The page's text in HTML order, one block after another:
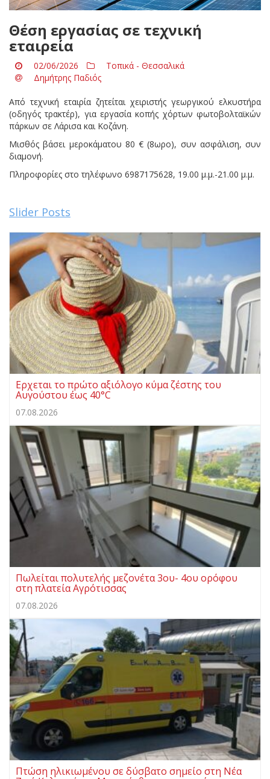
Θέση εργασίας σε τεχνική
εταιρεία
02/06/2026
Τοπικά - Θεσσαλικά
Δημήτρης Παδιός
Από τεχνική εταιρία ζητείται χειριστής γεωργικού ελκυστήρα
(οδηγός τρακτέρ), για εργασία κοπής χόρτων φωτοβολταϊκών
πάρκων σε Λάρισα και Κοζάνη.
Μισθός βάσει μεροκάματου 80 € (8ωρο), συν ασφάλιση, συν
διαμονή.
Πληροφορίες στο τηλέφωνο 6987175628, 19.00 μ.μ.-21.00 μ.μ.
Slider Posts
Ερχεται το πρώτο αξιόλογο κύμα ζέστης του
Αυγούστου έως 40°C
07.08.2026
Πωλείται πολυτελής μεζονέτα 3ου- 4ου ορόφου
στη πλατεία Αγρότισσας
07.08.2026
Πτώση ηλικιωμένου σε δύσβατο σημείο στη Νέα